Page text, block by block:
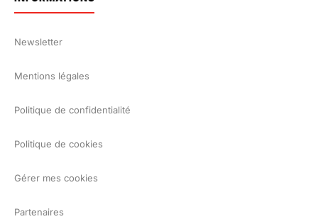
Newsletter
Mentions légales
Politique de confidentialité
Politique de cookies
Gérer mes cookies
Partenaires